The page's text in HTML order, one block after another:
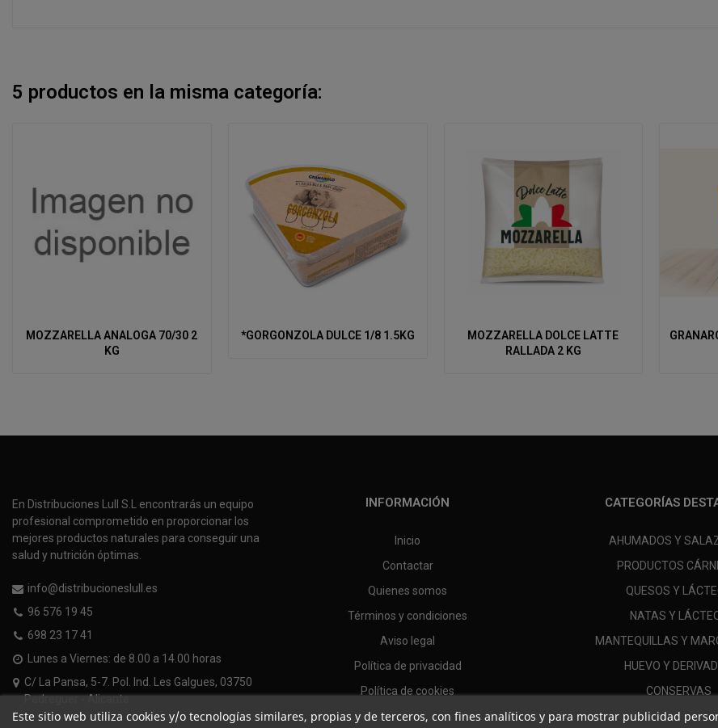
5 productos en la misma categoría:
MOZZARELLA ANALOGA 70/30 2
KG
*GORGONZOLA DULCE 1/8 1.5KG
MOZZARELLA DOLCE LATTE
RALLADA 2 KG
GRANAROLO
En Distribuciones Lull S.L encontrarás un equipo
profesional comprometido en proporcionar los
mejores productos naturales para conseguir una
salud y nutrición óptimas.
info@distribucioneslull.es
96 576 19 45
698 23 17 41
Lunes a Viernes: de 8.00 a 14.00 horas
C/ La Pansa, 5-7. Pol. Ind. Les Galgues, 03750
Pedreguer - Alicante
INFORMACIÓN
Inicio
Contactar
Quienes somos
Términos y condiciones
Aviso legal
Política de privacidad
Política de cookies
CATEGORÍAS
AHUMADOS Y
PRODUCTOS
QUESOS Y
NATAS Y
MANTEQUILLAS Y
HUEVO Y
CONSERVAS
Este sitio web utiliza cookies y/o tecnologías similares, propias y de terceros, con fines analíticos y para mostrar publicidad